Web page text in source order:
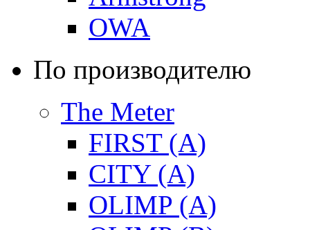
OWA
По производителю
The Meter
FIRST (A)
CITY (A)
OLIMP (A)